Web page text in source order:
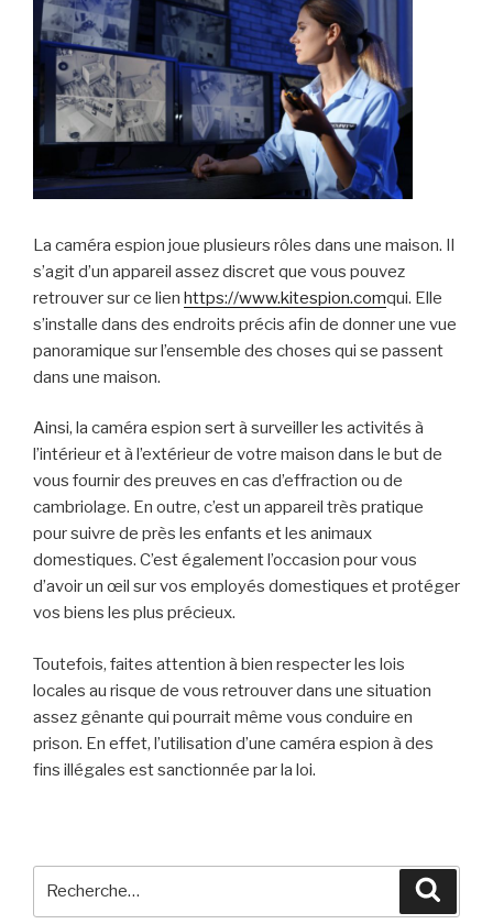
La caméra espion joue plusieurs rôles dans une maison. Il
s’agit d’un appareil assez discret que vous pouvez
retrouver sur ce lien https://www.kitespion.comqui. Elle
s’installe dans des endroits précis afin de donner une vue
panoramique sur l’ensemble des choses qui se passent
dans une maison.
Ainsi, la caméra espion sert à surveiller les activités à
l’intérieur et à l’extérieur de votre maison dans le but de
vous fournir des preuves en cas d’effraction ou de
cambriolage. En outre, c’est un appareil très pratique
pour suivre de près les enfants et les animaux
domestiques. C’est également l’occasion pour vous
d’avoir un œil sur vos employés domestiques et protéger
vos biens les plus précieux.
Toutefois, faites attention à bien respecter les lois
locales au risque de vous retrouver dans une situation
assez gênante qui pourrait même vous conduire en
prison. En effet, l’utilisation d’une caméra espion à des
fins illégales est sanctionnée par la loi.